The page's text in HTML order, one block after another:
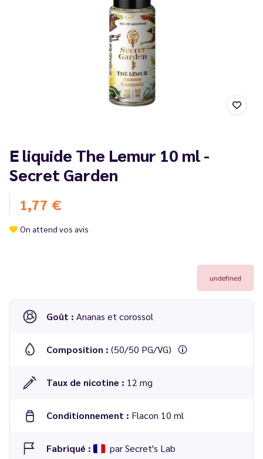
E liquide The Lemur 10 ml -
Secret Garden
1,77 €
On attend vos avis
undefined
Goût : Ananas et corossol
Composition : (50/50 PG/VG)
Taux de nicotine : 12 mg
Conditionnement : Flacon 10 ml
Fabriqué : par Secret's Lab